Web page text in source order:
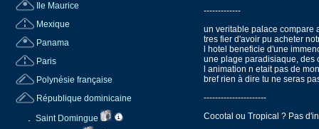
Ile Maurice
Mexique
Panama
Paris
Polynésie française
République dominicaine
Saint Domingue
-------------
un veritable palace compare
tres fier d'avoir pu acheter
l hotel beneficie d'une
une plage paradisiaque, des
l animation n etait pas de
bref rien à dire tu ne seras
----------------------
Cocotal ou Tropical ? Pas